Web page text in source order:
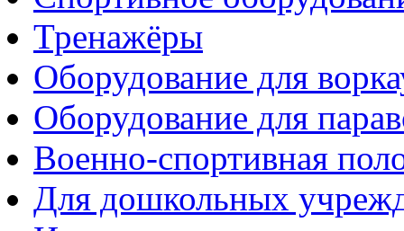
Тренажёры
Оборудование для
Оборудование для
Военно-спортивная
Для дошкольных